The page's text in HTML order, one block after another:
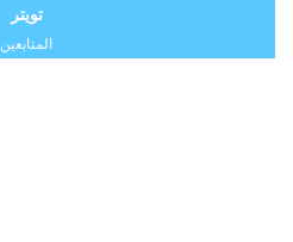
تويتر
المتابعين